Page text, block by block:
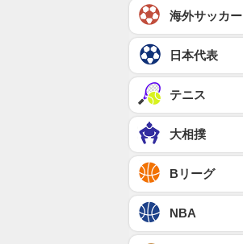
海外サッカー
日本代表
テニス
大相撲
Bリーグ
NBA